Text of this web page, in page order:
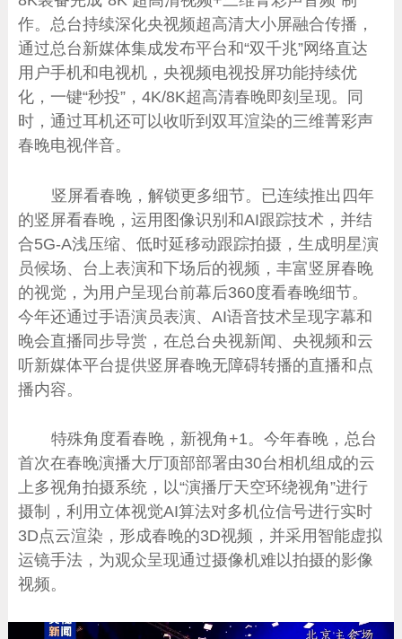
作。总台持续深化央视频超高清大小屏融合传播，
通过总台新媒体集成发布平台和“双千兆”网络直达
用户手机和电视机，央视频电视投屏功能持续优
化，一键“秒投”，4K/8K超高清春晚即刻呈现。同
时，通过耳机还可以收听到双耳渲染的三维菁彩声
春晚电视伴音。
竖屏看春晚，解锁更多细节。已连续推出四年
的竖屏看春晚，运用图像识别和AI跟踪技术，并结
合5G-A浅压缩、低时延移动跟踪拍摄，生成明星演
员候场、台上表演和下场后的视频，丰富竖屏春晚
的视觉，为用户呈现台前幕后360度看春晚细节。
今年还通过手语演员表演、AI语音技术呈现字幕和
晚会直播同步导赏，在总台央视新闻、央视频和云
听新媒体平台提供竖屏春晚无障碍转播的直播和点
播内容。
特殊角度看春晚，新视角+1。今年春晚，总台
首次在春晚演播大厅顶部部署由30台相机组成的云
上多视角拍摄系统，以“演播厅天空环绕视角”进行
摄制，利用立体视觉AI算法对多机位信号进行实时
3D点云渲染，形成春晚的3D视频，并采用智能虚拟
运镜手法，为观众呈现通过摄像机难以拍摄的影像
视频。